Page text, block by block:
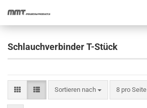
Schlauchverbinder T-Stück
Sortieren nach
Sortieren nach 8 pro Seite
pro Seite